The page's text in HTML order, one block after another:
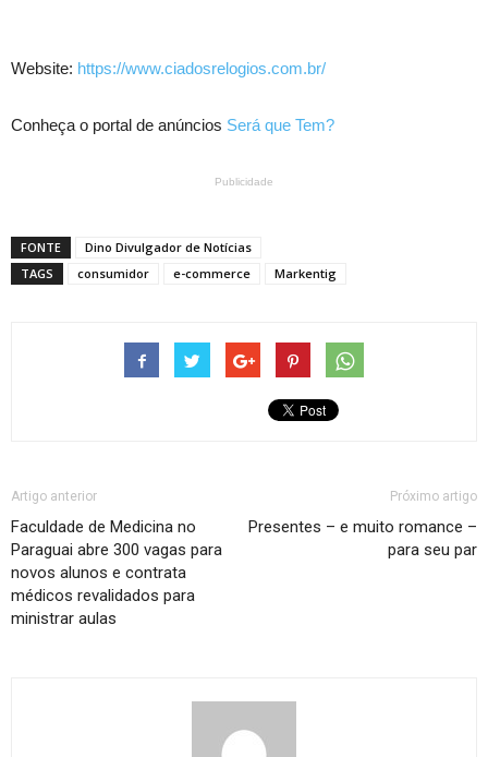
Website: https://www.ciadosrelogios.com.br/
Conheça o portal de anúncios Será que Tem?
Publicidade
FONTE
Dino Divulgador de Notícias
TAGS
consumidor e-commerce Markentig
Artigo anterior
Faculdade de Medicina no
Paraguai abre 300 vagas para
novos alunos e contrata
médicos revalidados para
ministrar aulas
Próximo artigo
Presentes – e muito romance –
para seu par